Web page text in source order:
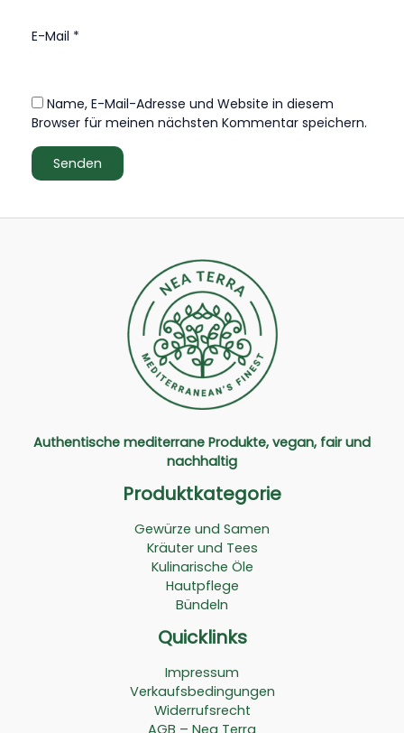
E-Mail *
Name, E-Mail-Adresse und Website in diesem
Browser für meinen nächsten Kommentar speichern.
Authentische mediterrane Produkte, vegan, fair und
nachhaltig
Produktkategorie
Gewürze und Samen
Kräuter und Tees
Kulinarische Öle
Hautpflege
Bündeln
Quicklinks
Impressum
Verkaufsbedingungen
Widerrufsrecht
AGB – Nea Terra